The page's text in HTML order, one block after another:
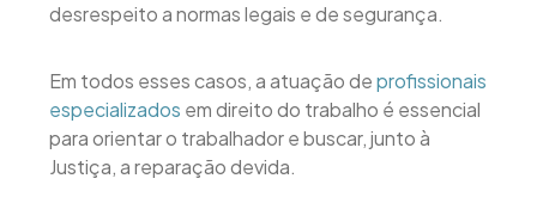
desrespeito a normas legais e de segurança.
Em todos esses casos, a atuação deprofissionais
especializados em direito do trabalho é essencial
para orientar o trabalhador e buscar, junto à
Justiça, a reparação devida.